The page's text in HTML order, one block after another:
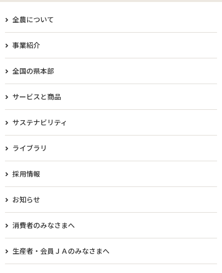
全農について
事業紹介
全国の県本部
サービスと商品
サステナビリティ
ライブラリ
採用情報
お知らせ
消費者のみなさまへ
生産者・会員ＪＡのみなさまへ​